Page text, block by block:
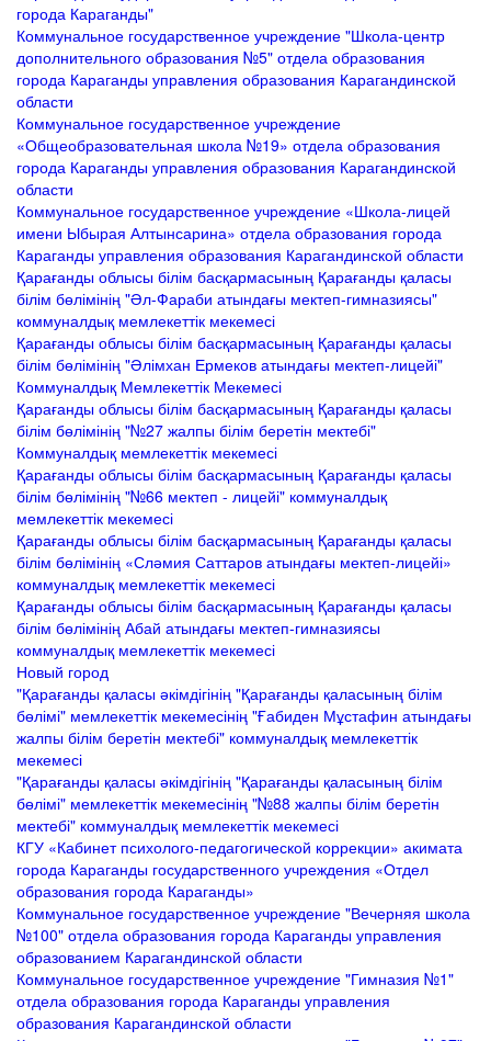
города Караганды"
Коммунальное государственное учреждение "Школа-центр
дополнительного образования №5" отдела образования
города Караганды управления образования Карагандинской
области
Коммунальное государственное учреждение
«Общеобразовательная школа №19» отдела образования
города Караганды управления образования Карагандинской
области
Коммунальное государственное учреждение «Школа-лицей
имени Ыбырая Алтынсарина» отдела образования города
Караганды управления образования Карагандинской области
Қарағанды облысы білім басқармасының Қарағанды қаласы
білім бөлімінің "Әл-Фараби атындағы мектеп-гимназиясы"
коммуналдық мемлекеттік мекемесі
Қарағанды облысы білім басқармасының Қарағанды қаласы
білім бөлімінің "Әлімхан Ермеков атындағы мектеп-лицейі"
Коммуналдық Мемлекеттік Мекемесі
Қарағанды облысы білім басқармасының Қарағанды қаласы
білім бөлімінің "№27 жалпы білім беретін мектебі"
Коммуналдық мемлекеттік мекемесі
Қарағанды облысы білім басқармасының Қарағанды қаласы
білім бөлімінің "№66 мектеп - лицейі" коммуналдық
мемлекеттік мекемесі
Қарағанды облысы білім басқармасының Қарағанды қаласы
білім бөлімінің «Сләмия Саттаров атындағы мектеп-лицейі»
коммуналдық мемлекеттік мекемесі
Қарағанды облысы білім басқармасының Қарағанды қаласы
білім бөлімінің Абай атындағы мектеп-гимназиясы
коммуналдық мемлекеттік мекемесі
Новый город
"Қарағанды қаласы әкімдігінің "Қарағанды қаласының білім
бөлімі" мемлекеттік мекемесінің "Ғабиден Мұстафин атындағы
жалпы білім беретін мектебі" коммуналдық мемлекеттік
мекемесі
"Қарағанды қаласы әкімдігінің "Қарағанды қаласының білім
бөлімі" мемлекеттік мекемесінің "№88 жалпы білім беретін
мектебі" коммуналдық мемлекеттік мекемесі
КГУ «Кабинет психолого-педагогической коррекции» акимата
города Караганды государственного учреждения «Отдел
образования города Караганды»
Коммунальное государственное учреждение "Вечерняя школа
№100" отдела образования города Караганды управления
образованием Карагандинской области
Коммунальное государственное учреждение "Гимназия №1"
отдела образования города Караганды управления
образования Карагандинской области